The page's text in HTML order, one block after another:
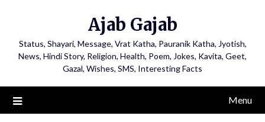
Ajab Gajab
Status, Shayari, Message, Vrat Katha, Pauranik Katha, Jyotish,
News, Hindi Story, Religion, Health, Poem, Jokes, Kavita, Geet,
Gazal, Wishes, SMS, Interesting Facts
Menu